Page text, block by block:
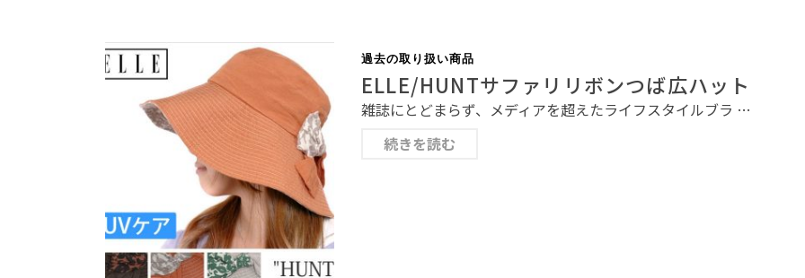
過去の取り扱い商品
ELLE/HUNTサファリリボンつば広ハット
雑誌にとどまらず、メディアを超えたライフスタイルブラ …
続きを読む